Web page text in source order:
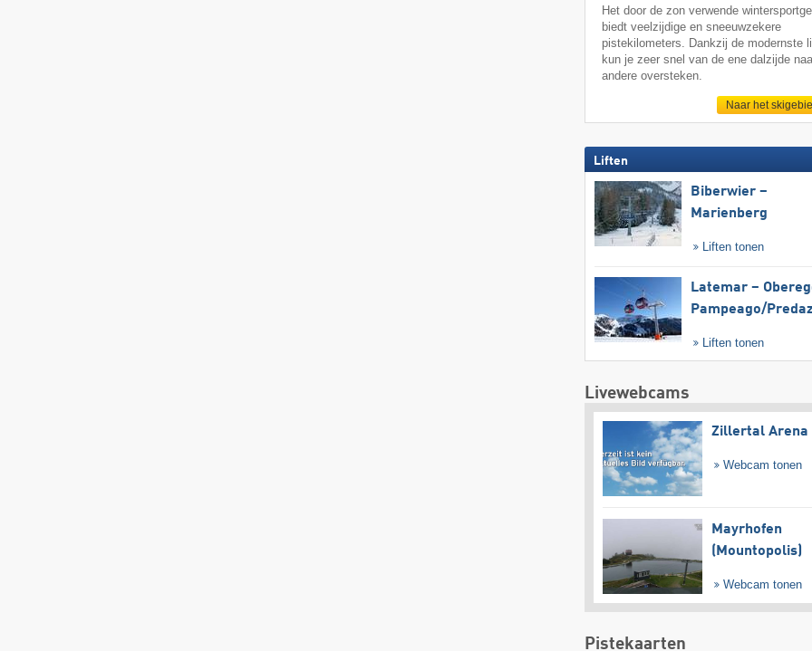
Het door de zon verwende
biedt veelzijdige en sneeuwzekere
pistekilometers. Dankzij de modernste
kun je zeer snel van de ene dalzijde
andere oversteken.
Naar het
Liften
Biberwier –
Marienberg
Liften tonen
Latemar –
Pampeago/​
Liften tonen
Livewebcams
Zillertal Arena
Webcam tonen
Mayrhofen
(Mountopolis)
Webcam tonen
Pistekaarten